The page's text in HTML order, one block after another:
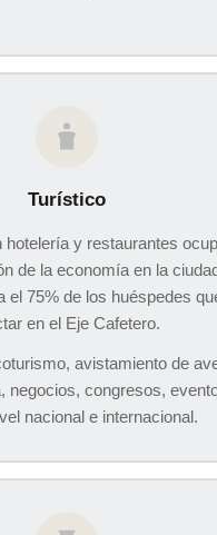
Turístico
hotelería y restaurantes
de la economía en la
el 75% de los huéspedes
en el Eje Cafetero.
avistamiento de
negocios, congresos,
nacional e internacional.